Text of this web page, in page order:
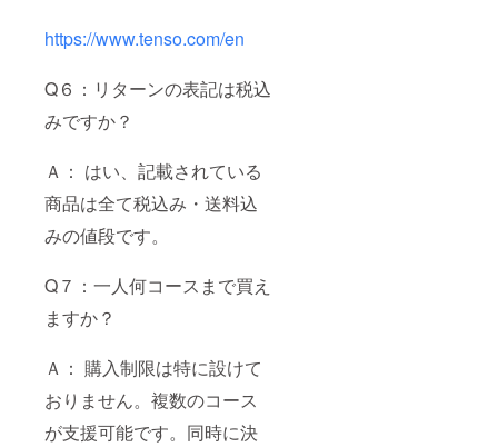
https://www.tenso.com/en
Q６：リターンの表記は税込
みですか？
Ａ： はい、記載されている
商品は全て税込み・送料込
みの値段です。
Q７：一人何コースまで買え
ますか？
Ａ： 購入制限は特に設けて
おりません。複数のコース
が支援可能です。同時に決